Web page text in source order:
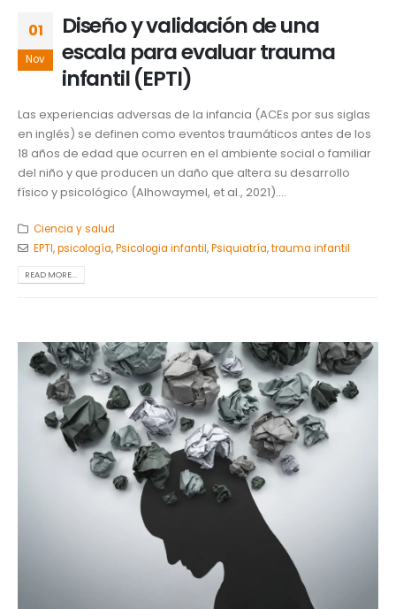
01
Nov
Diseño y validación de una
escala para evaluar trauma
infantil (EPTI)
Las experiencias adversas de la infancia (ACEs por sus siglas
en inglés) se definen como eventos traumáticos antes de los
18 años de edad que ocurren en el ambiente social o familiar
del niño y que producen un daño que altera su desarrollo
físico y psicológico (Alhowaymel, et al., 2021)....
Ciencia y salud
EPTI,psicología,Psicologia infantil,Psiquiatría,trauma infantil
READ MORE...